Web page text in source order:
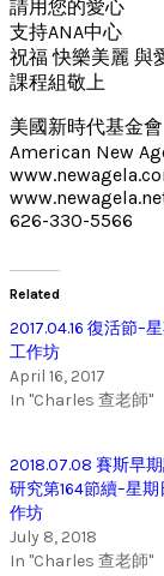
請用您的愛心
支持ANA中心
祝福 快樂美麗 與
課程組敬上
美國新時代基金會
American New
626-330-5566
Related
2017.04.16 復活節–
工作坊
April 16, 2017
In "Charles 查老師"
2018.07.08 賽斯早
研究第164節續–星
作坊
July 8, 2018
In "Charles 查老師"